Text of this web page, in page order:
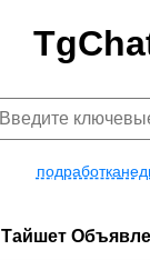
подработка
Тайшет